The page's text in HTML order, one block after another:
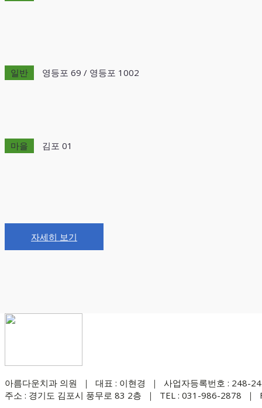
일반 영등포 69 / 영등포 1002
마을 김포 01
자세히 보기
아름다운치과 의원 ｜ 대표 : 이현경 ｜ 사업자등록번호 : 248-
주소 : 경기도 김포시 풍무로 83 2층 ｜ TEL : 031-986-2878 ｜